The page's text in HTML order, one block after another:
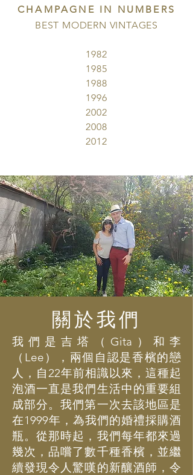
CHAMPAGNE IN NUMBERS
BEST MODERN VINTAGES
1982
1985
1988
1996
2002
2008
2012
關於我們
我們是吉塔（Gita）和李
（Lee），兩個自認是香檳的戀
人，自22年前相識以來，這種起
泡酒一直是我們生活中的重要組
成部分。我們第一次去該地區是
在1999年，為我們的婚禮採購酒
瓶。從那時起，我們每年都來過
幾次，品嚐了數千種香檳，並繼
續發現令人驚嘆的新釀酒師，令